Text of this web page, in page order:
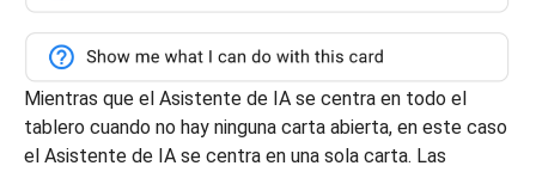
Mientras que el Asistente de IA se centra en todo el
tablero cuando no hay ninguna carta abierta, en este caso
el Asistente de IA se centra en una sola carta. Las